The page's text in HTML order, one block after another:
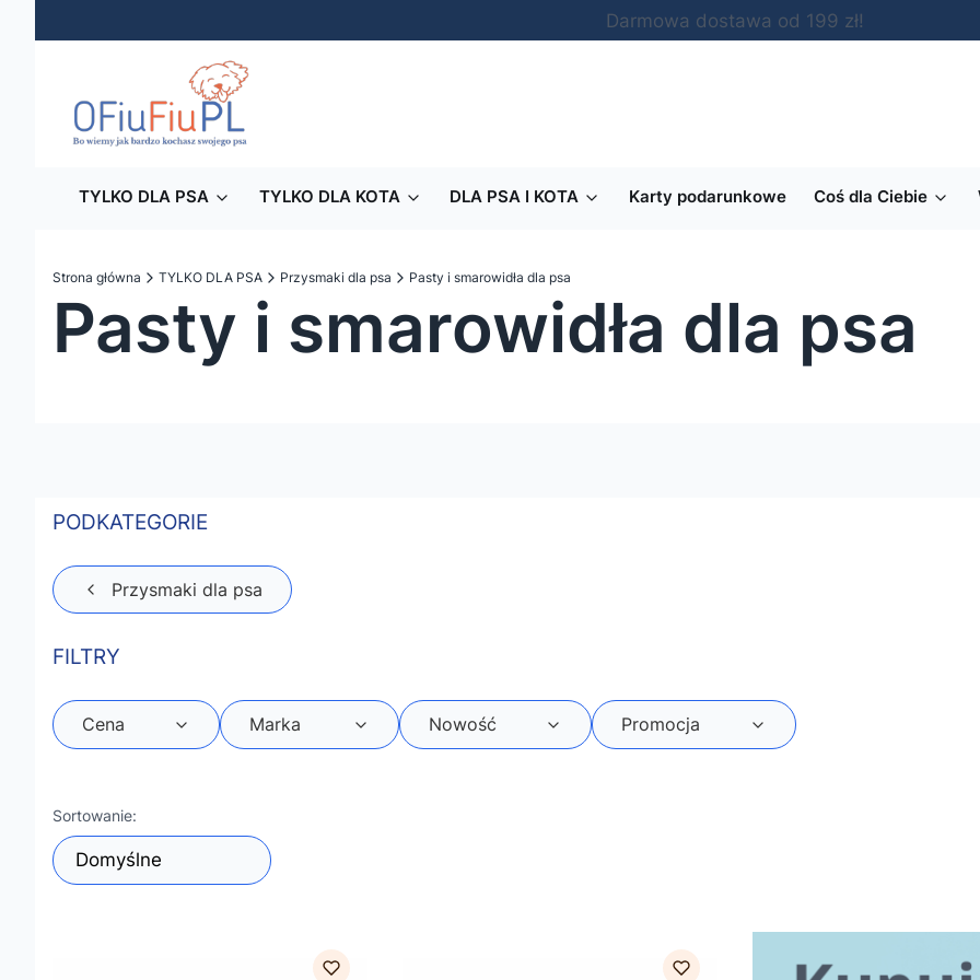
Darmowa dostawa od 199 zł!
TYLKO DLA PSA TYLKO DLA KOTA DLA PSA I KOTA Karty podarunkowe Coś dla Ciebie
Strona główna TYLKO DLA PSA Przysmaki dla psa Pasty i smarowidła dla psa
Pasty i smarowidła dla psa
PODKATEGORIE
Przysmaki dla psa
FILTRY
Cena Marka Nowość Promocja
Lista produktów
Sortowanie:
Domyślne